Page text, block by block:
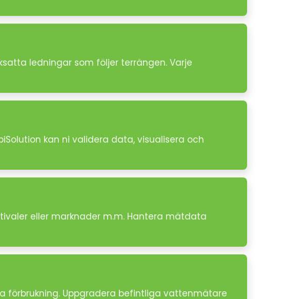
ledningar som följer terrängen. Varje
kan ni validera data, visualisera och
eller marknader m.m. Hantera mätdata
förbrukning. Uppgradera befintliga vattenmätare